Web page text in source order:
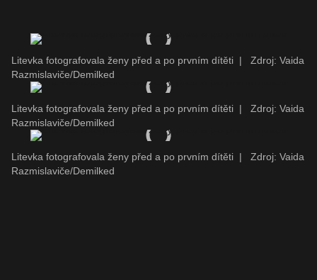
Litevka fotografovala ženy před a po prvním dítěti |
Zdroj: Vaida
Razmislaviče/Demilked
Litevka fotografovala ženy před a po prvním dítěti |
Zdroj: Vaida
Razmislaviče/Demilked
Litevka fotografovala ženy před a po prvním dítěti |
Zdroj: Vaida
Razmislaviče/Demilked